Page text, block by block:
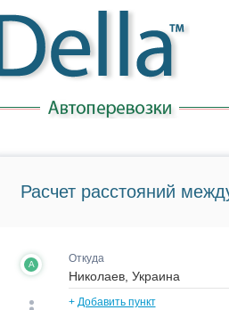
Расчет расстояний
A Откуда
+ Добавить пункт